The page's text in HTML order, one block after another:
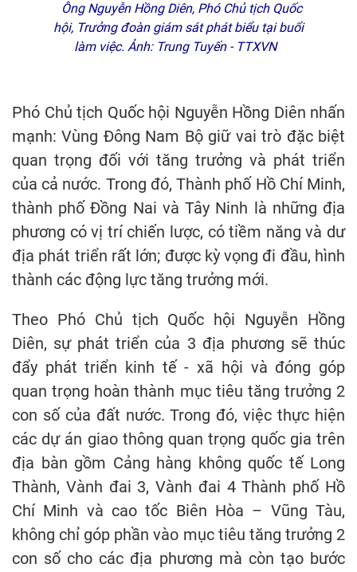
Ông Nguyễn Hồng Diên, Phó Chủ tịch Quốc
hội, Trưởng đoàn giám sát phát biểu tại buổi
làm việc. Ảnh: Trung Tuyến - TTXVN
Phó Chủ tịch Quốc hội Nguyễn Hồng Diên nhấn
mạnh: Vùng Đông Nam Bộ giữ vai trò đặc biệt
quan trọng đối với tăng trưởng và phát triển
của cả nước. Trong đó, Thành phố Hồ Chí Minh,
thành phố Đồng Nai và Tây Ninh là những địa
phương có vị trí chiến lược, có tiềm năng và dư
địa phát triển rất lớn; được kỳ vọng đi đầu, hình
thành các động lực tăng trưởng mới.
Theo Phó Chủ tịch Quốc hội Nguyễn Hồng
Diên, sự phát triển của 3 địa phương sẽ thúc
đẩy phát triển kinh tế - xã hội và đóng góp
quan trọng hoàn thành mục tiêu tăng trưởng 2
con số của đất nước. Trong đó, việc thực hiện
các dự án giao thông quan trọng quốc gia trên
địa bàn gồm Cảng hàng không quốc tế Long
Thành, Vành đai 3, Vành đai 4 Thành phố Hồ
Chí Minh và cao tốc Biên Hòa – Vũng Tàu,
không chỉ góp phần vào mục tiêu tăng trưởng 2
con số cho các địa phương mà còn tạo bước